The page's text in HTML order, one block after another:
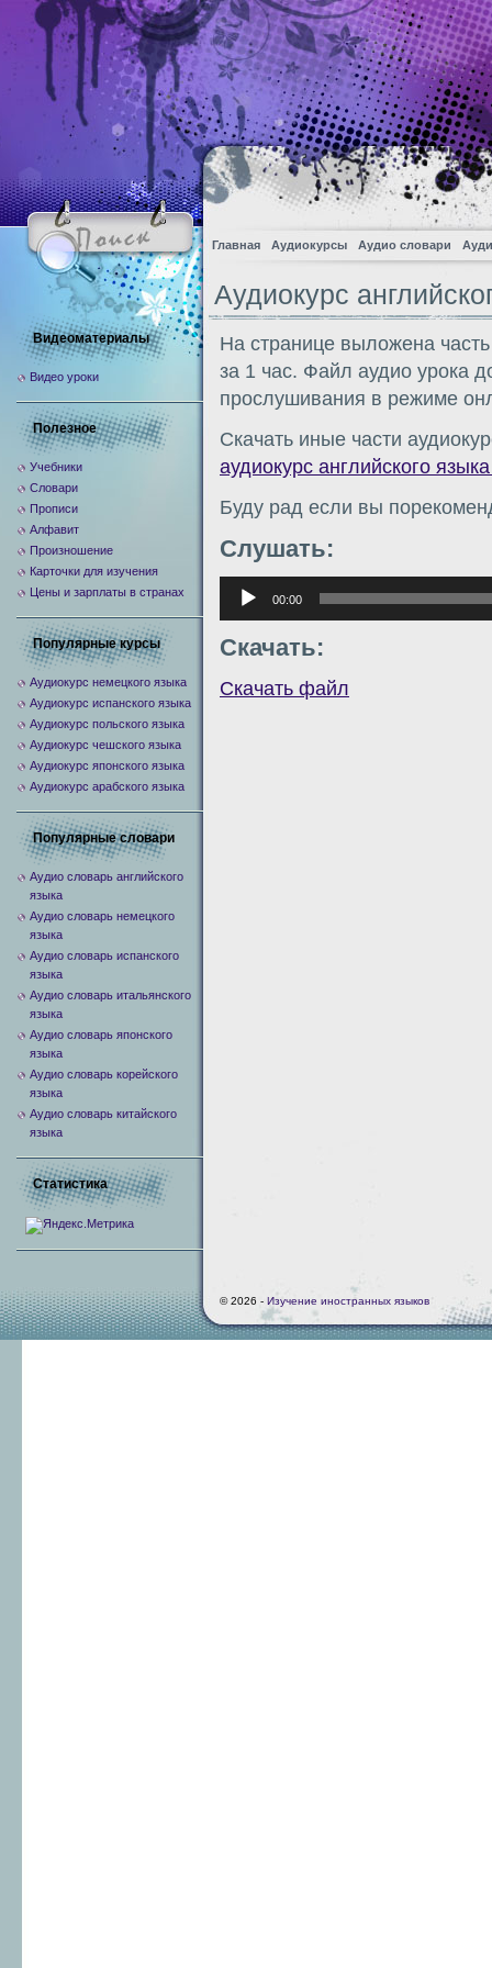
Главная Аудиокурсы Аудио словари
Аудиокурс
На странице выложена
за 1 час. Файл аудио урока
прослушивания в режиме
Скачать иные части
аудиокурс английского
Буду рад если вы
Слушать:
Аудиоплеер
00:00
Скачать:
Скачать файл
Видеоматериалы
Видео уроки
Полезное
Учебники
Словари
Прописи
Алфавит
Произношение
Карточки для изучения
Цены и зарплаты в странах
Популярные курсы
Аудиокурс немецкого языка
Аудиокурс испанского языка
Аудиокурс польского языка
Аудиокурс чешского языка
Аудиокурс японского языка
Аудиокурс арабского языка
Популярные словари
Аудио словарь английского
языка
Аудио словарь немецкого
языка
Аудио словарь испанского
языка
Аудио словарь итальянского
языка
Аудио словарь японского
языка
Аудио словарь корейского
языка
Аудио словарь китайского
языка
Статистика
© 2026 - Изучение иностранных языков